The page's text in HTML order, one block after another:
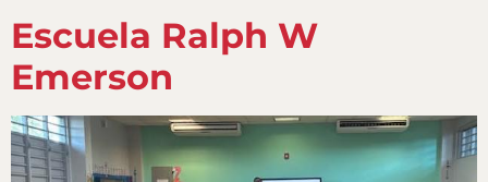
Escuela Ralph W
Emerson